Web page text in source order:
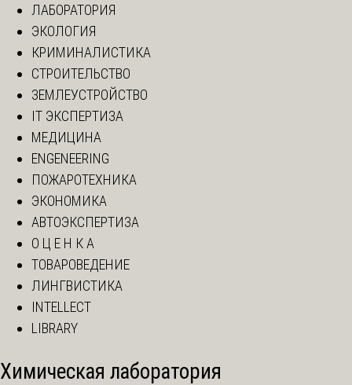
ЛАБОРАТОРИЯ
ЭКОЛОГИЯ
КРИМИНАЛИСТИКА
СТРОИТЕЛЬСТВО
ЗЕМЛЕУСТРОЙСТВО
IT ЭКСПЕРТИЗА
МЕДИЦИНА
ENGENEERING
ПОЖАРОТЕХНИКА
ЭКОНОМИКА
АВТОЭКСПЕРТИЗА
О Ц Е Н К А
ТОВАРОВЕДЕНИЕ
ЛИНГВИСТИКА
INTELLECT
LIBRARY
Химическая лаборатория